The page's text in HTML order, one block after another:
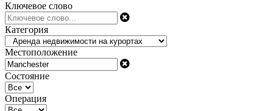
Ключевое слово
Категория
Местоположение
Состояние
Операция